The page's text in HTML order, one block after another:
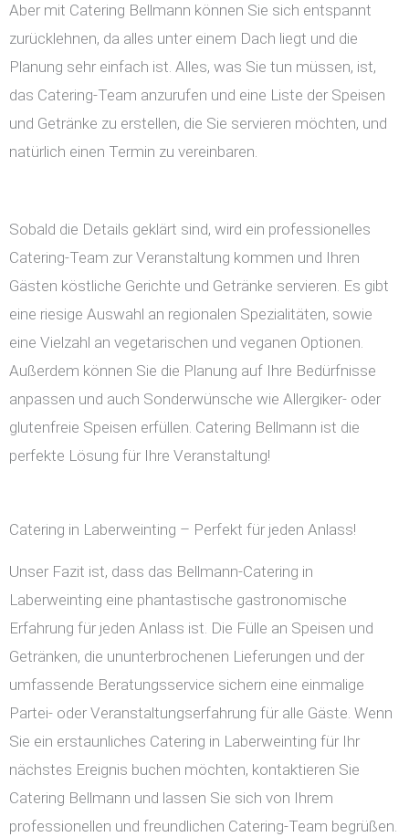
Aber mit Catering Bellmann können Sie sich entspannt
zurücklehnen, da alles unter einem Dach liegt und die
Planung sehr einfach ist. Alles, was Sie tun müssen, ist,
das Catering-Team anzurufen und eine Liste der Speisen
und Getränke zu erstellen, die Sie servieren möchten, und
natürlich einen Termin zu vereinbaren.
Sobald die Details geklärt sind, wird ein professionelles
Catering-Team zur Veranstaltung kommen und Ihren
Gästen köstliche Gerichte und Getränke servieren. Es gibt
eine riesige Auswahl an regionalen Spezialitäten, sowie
eine Vielzahl an vegetarischen und veganen Optionen.
Außerdem können Sie die Planung auf Ihre Bedürfnisse
anpassen und auch Sonderwünsche wie Allergiker- oder
glutenfreie Speisen erfüllen. Catering Bellmann ist die
perfekte Lösung für Ihre Veranstaltung!
Catering in Laberweinting – Perfekt für jeden Anlass!
Unser Fazit ist, dass das Bellmann-Catering in
Laberweinting eine phantastische gastronomische
Erfahrung für jeden Anlass ist. Die Fülle an Speisen und
Getränken, die ununterbrochenen Lieferungen und der
umfassende Beratungsservice sichern eine einmalige
Partei- oder Veranstaltungserfahrung für alle Gäste. Wenn
Sie ein erstaunliches Catering in Laberweinting für Ihr
nächstes Ereignis buchen möchten, kontaktieren Sie
Catering Bellmann und lassen Sie sich von Ihrem
professionellen und freundlichen Catering-Team begrüßen.